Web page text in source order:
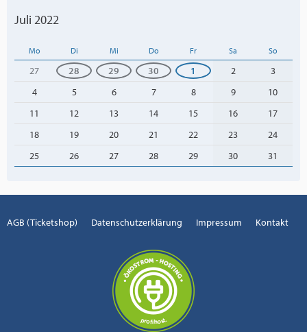
Juli 2022
Mo Di Mi Do Fr Sa So
27 28 29 30 1 2
3
4
5 6 7 8 9
10
11
12 13 14 15 16
17
18
19 20 21 22 23
24
25
26 27 28 29 30 31
AGB (Ticketshop) Datenschutzerklärung Impressum Kontakt